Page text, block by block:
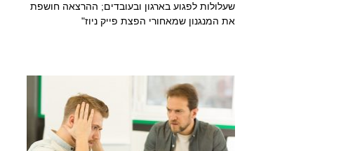
שעלולות לפגוע בארגון ובעובדים; ההרצאה חושפת
את המנגנון שמאחורי הפצת פייק ניוז"